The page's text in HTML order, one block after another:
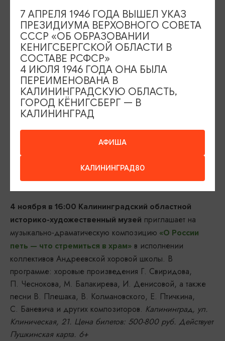
Соловьёв. Ведущий премии —Пётр Татарицкий
Калининград, ул.И.Канта, 1. Цена билетов: 1000-1700
руб. 6+
4 ноября в 16:00 Калининградский областной
историко-художественный музей приглашает на
музыкально-драматическую композицию «О России
петь — что стремиться в храм» в исполнении
коллективов Андреевской хоровой школы. В
программе: хоровые произведения Г. Свиридова,
П. Чеснокова, М. Балакирева, И. Денисовой, а также
песни В. Плешака, В. Колмановского, Е. Птичкина,
С. Баневича и других композиторов. Калининград, ул.
Клиническая, 21. Цена билетов: 500-800 руб. Действует
Пушкинская карта. 6+
АФИША
КАЛИНИНГРАД80
7 АПРЕЛЯ 1946 ГОДА ВЫШЕЛ УКАЗ
ПРЕЗИДИУМА ВЕРХОВНОГО СОВЕТА
СССР «ОБ ОБРАЗОВАНИИ
КЕНИГСБЕРГСКОЙ ОБЛАСТИ В
СОСТАВЕ РСФСР»
4 ИЮЛЯ 1946 ГОДА ОНА БЫЛА
ПЕРЕИМЕНОВАНА В
КАЛИНИНГРАДСКУЮ ОБЛАСТЬ,
ГОРОД КЁНИГСБЕРГ — В
КАЛИНИНГРАД